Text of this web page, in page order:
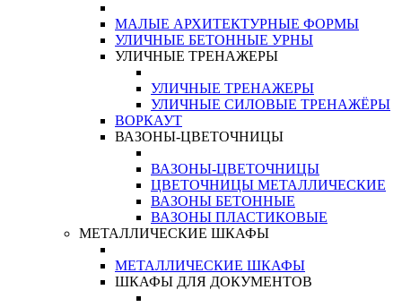
МАЛЫЕ АРХИТЕКТУРНЫЕ ФОРМЫ
УЛИЧНЫЕ БЕТОННЫЕ УРНЫ
УЛИЧНЫЕ ТРЕНАЖЕРЫ
УЛИЧНЫЕ ТРЕНАЖЕРЫ
УЛИЧНЫЕ СИЛОВЫЕ ТРЕНАЖЁРЫ
ВОРКАУТ
ВАЗОНЫ-ЦВЕТОЧНИЦЫ
ВАЗОНЫ-ЦВЕТОЧНИЦЫ
ЦВЕТОЧНИЦЫ МЕТАЛЛИЧЕСКИЕ
ВАЗОНЫ БЕТОННЫЕ
ВАЗОНЫ ПЛАСТИКОВЫЕ
МЕТАЛЛИЧЕСКИЕ ШКАФЫ
МЕТАЛЛИЧЕСКИЕ ШКАФЫ
ШКАФЫ ДЛЯ ДОКУМЕНТОВ